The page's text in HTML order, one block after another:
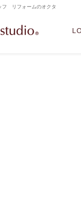
フ リフォームのオクタ